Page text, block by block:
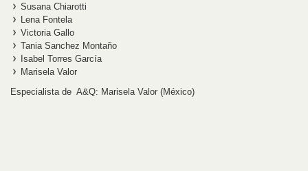
Susana Chiarotti
Lena Fontela
Victoria Gallo
Tania Sanchez Montaño
Isabel Torres García
Marisela Valor
Especialista de A&Q: Marisela Valor (México)